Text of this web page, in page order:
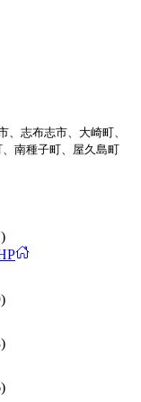
、志布志市、大崎町、
南種子町、屋久島町
)
)
)
)